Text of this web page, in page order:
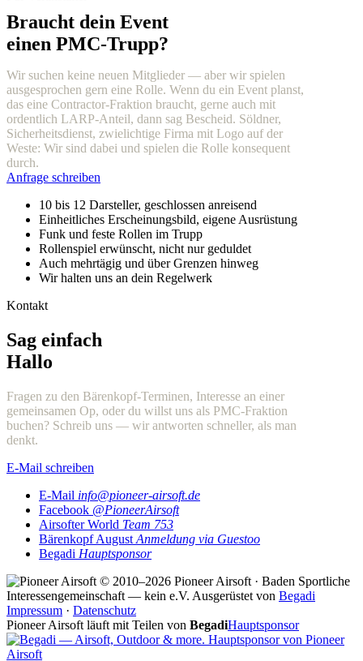
Braucht dein Event
einen PMC-Trupp?
Wir suchen keine neuen Mitglieder — aber wir spielen
ausgesprochen gern eine Rolle. Wenn du ein Event planst,
das eine Contractor-Fraktion braucht, gerne auch mit
ordentlich LARP-Anteil, dann sag Bescheid. Söldner,
Sicherheitsdienst, zwielichtige Firma mit Logo auf der
Weste: Wir sind dabei und spielen die Rolle konsequent
durch.
Anfrage schreiben
10 bis 12 Darsteller, geschlossen anreisend
Einheitliches Erscheinungsbild, eigene Ausrüstung
Funk und feste Rollen im Trupp
Rollenspiel erwünscht, nicht nur geduldet
Auch mehrtägig und über Grenzen hinweg
Wir halten uns an dein Regelwerk
Kontakt
Sag einfach
Hallo
Fragen zu den Bärenkopf-Terminen, Interesse an einer
gemeinsamen Op, oder du willst uns als PMC-Fraktion
buchen? Schreib uns — wir antworten schneller, als man
denkt.
E-Mail schreiben
E-Mail info@pioneer-airsoft.de
Facebook @PioneerAirsoft
Airsofter World Team 753
Bärenkopf August Anmeldung via Guestoo
Begadi Hauptsponsor
© 2010–2026 Pioneer Airsoft · Baden Sportliche
Interessengemeinschaft — kein e.V. Ausgerüstet von Begadi
Impressum · Datenschutz
Pioneer Airsoft läuft mit Teilen von BegadiHauptsponsor